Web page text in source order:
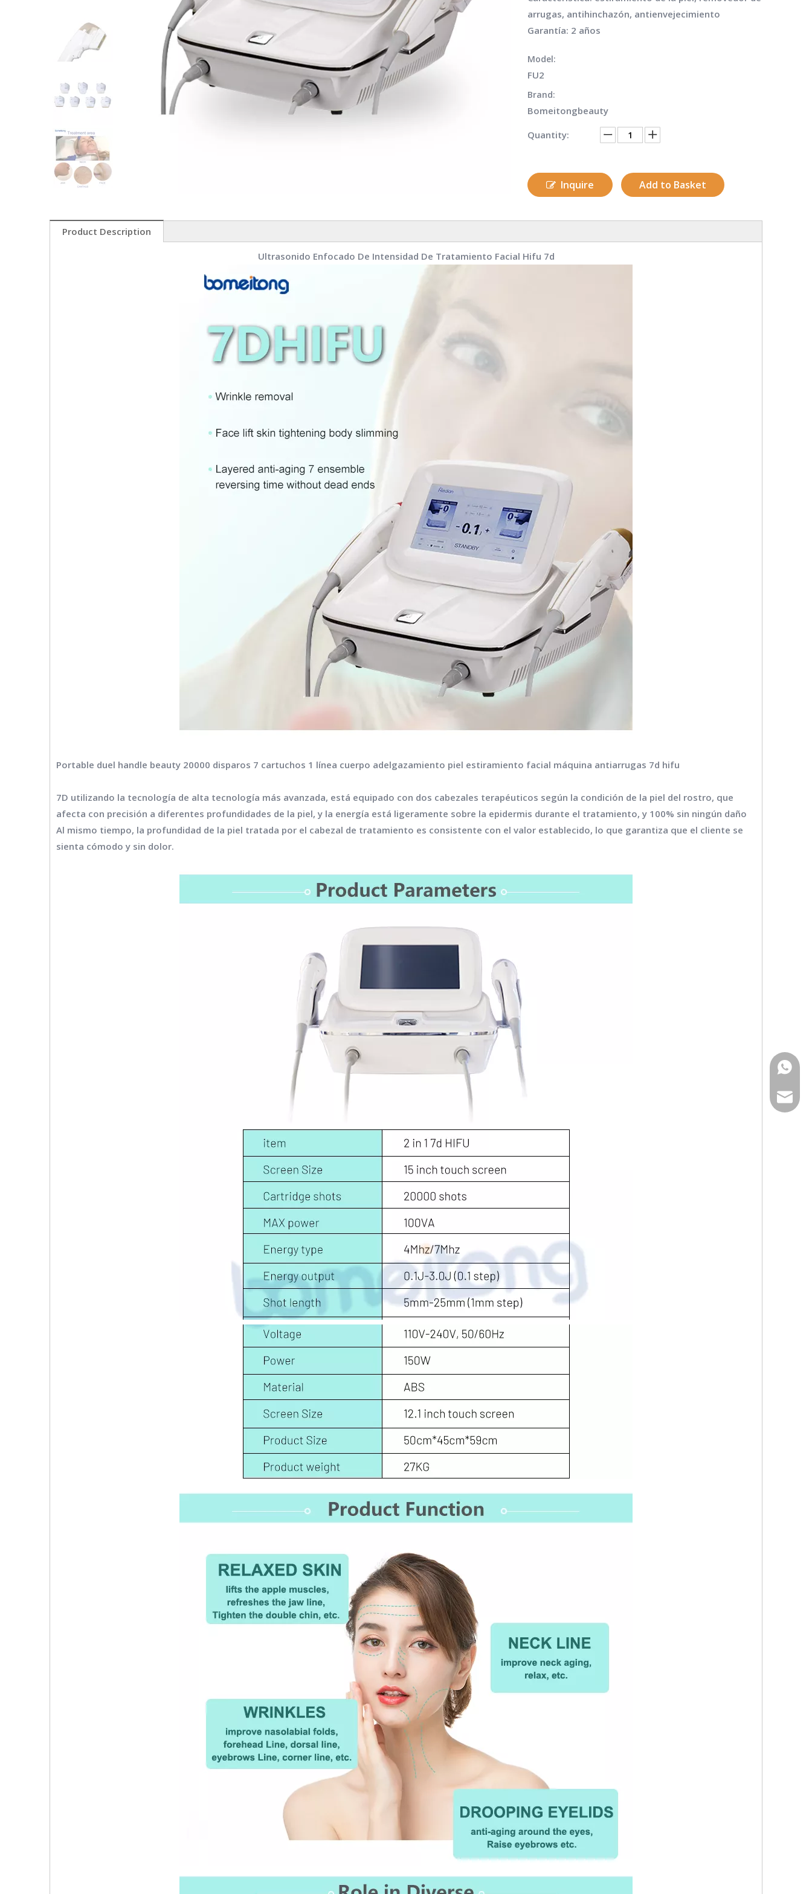
arrugas, antihinchazón, antienvejecimiento
Garantía: 2 años
Model:
FU2
Brand:
Bomeitongbeauty
Quantity:
Inquire Add to Basket
Product Description
Ultrasonido Enfocado De Intensidad De Tratamiento Facial Hifu 7d
Portable duel handle beauty 20000 disparos 7 cartuchos 1 línea cuerpo adelgazamiento piel estiramiento facial máquina antiarrugas 7d hifu
7D utilizando la tecnología de alta tecnología más avanzada, está equipado con dos cabezales terapéuticos según la condición de la piel del rostro, que
afecta con precisión a diferentes profundidades de la piel, y la energía está ligeramente sobre la epidermis durante el tratamiento, y 100% sin ningún daño
Al mismo tiempo, la profundidad de la piel tratada por el cabezal de tratamiento es consistente con el valor establecido, lo que garantiza que el cliente se
sienta cómodo y sin dolor.
E-mail